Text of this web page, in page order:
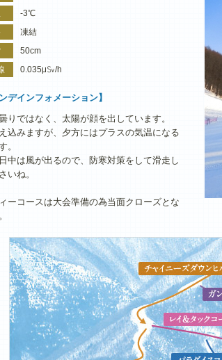
-3℃
凍結
50cm
0.035μ㏜/h
デインフォメーション】
りではなく、太陽が顔を出しています。
込みますが、夕方にはプラスの気温になる
。
中は風が出るので、防寒対策をして滑走し
いね。
ーコースは大会準備の為当面クローズとな